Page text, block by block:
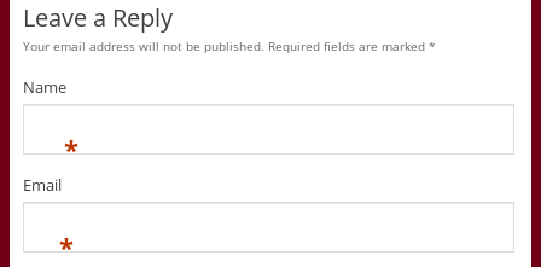
Leave a Reply
Your email address will not be published. Required fields are marked *
Name
*
Email
*